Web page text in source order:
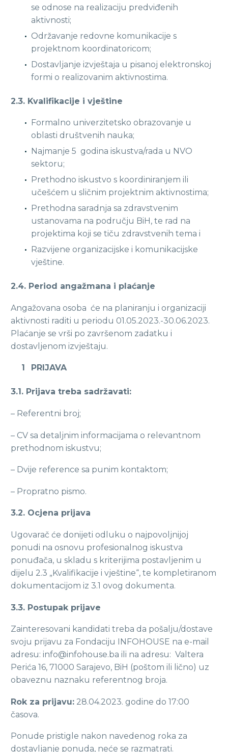
se odnose na realizaciju predviđenih
aktivnosti;
Održavanje redovne komunikacije s
projektnom koordinatoricom;
Dostavljanje izvještaja u pisanoj elektronskoj
formi o realizovanim aktivnostima.
2.3. Kvalifikacije i vještine
Formalno univerzitetsko obrazovanje u
oblasti društvenih nauka;
Najmanje 5 godina iskustva/rada u NVO
sektoru;
Prethodno iskustvo s koordiniranjem ili
učešćem u sličnim projektnim aktivnostima;
Prethodna saradnja sa zdravstvenim
ustanovama na području BiH, te rad na
projektima koji se tiču zdravstvenih tema i
Razvijene organizacijske i komunikacijske
vještine.
2.4. Period angažmana i plaćanje
Angažovana osoba će na planiranju i organizaciji
aktivnosti raditi u periodu 01.05.2023.-30.06.2023.
Plaćanje se vrši po završenom zadatku i
dostavljenom izvještaju.
PRIJAVA
3.1. Prijava treba sadržavati:
– Referentni broj;
– CV sa detaljnim informacijama o relevantnom
prethodnom iskustvu;
– Dvije reference sa punim kontaktom;
– Propratno pismo.
3.2. Ocjena prijava
Ugovarač će donijeti odluku o najpovoljnijoj
ponudi na osnovu profesionalnog iskustva
ponuđača, u skladu s kriterijima postavljenim u
dijelu 2.3 „Kvalifikacije i vještine“, te kompletiranom
dokumentacijom iz 3.1 ovog dokumenta.
3.3. Postupak prijave
Zainteresovani kandidati treba da pošalju/dostave
svoju prijavu za Fondaciju INFOHOUSE na e-mail
adresu: info@infohouse.ba ili na adresu: Valtera
Perića 16, 71000 Sarajevo, BiH (poštom ili lično) uz
obaveznu naznaku referentnog broja.
Rok za prijavu: 28.04.2023. godine do 17:00
časova.
Ponude pristigle nakon navedenog roka za
dostavljanje ponuda, neće se razmatrati.